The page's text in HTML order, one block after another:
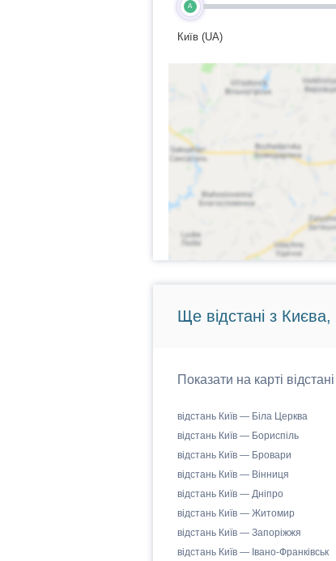
A
Київ (UA)
Ще відстані з
Показати на карті
відстань Київ — Біла Церква
відстань Київ — Бориспіль
відстань Київ — Бровари
відстань Київ — Вінниця
відстань Київ — Дніпро
відстань Київ — Житомир
відстань Київ — Запоріжжя
відстань Київ — Івано-Франківськ